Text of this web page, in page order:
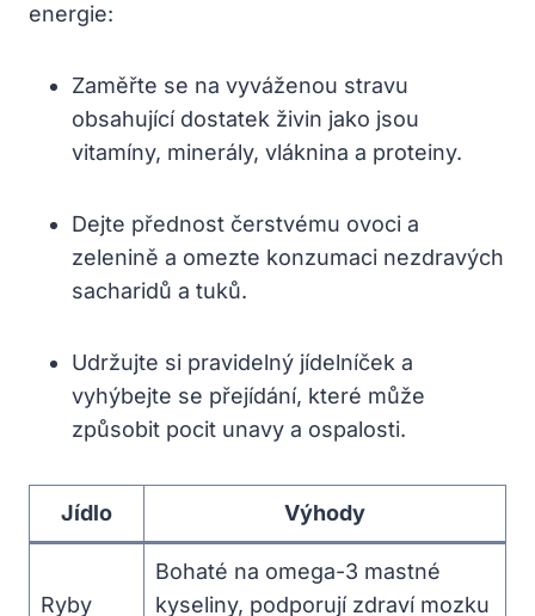
energie:
Zaměřte se na vyváženou stravu
obsahující dostatek živin jako jsou
vitamíny, minerály, vláknina a proteiny.
Dejte přednost čerstvému ovoci a
zelenině a omezte konzumaci nezdravých
sacharidů a tuků.
Udržujte si pravidelný jídelníček a
vyhýbejte se přejídání, které může
způsobit pocit unavy a ospalosti.
Jídlo Výhody
Ryby
Bohaté na omega-3 mastné
kyseliny, podporují zdraví mozku